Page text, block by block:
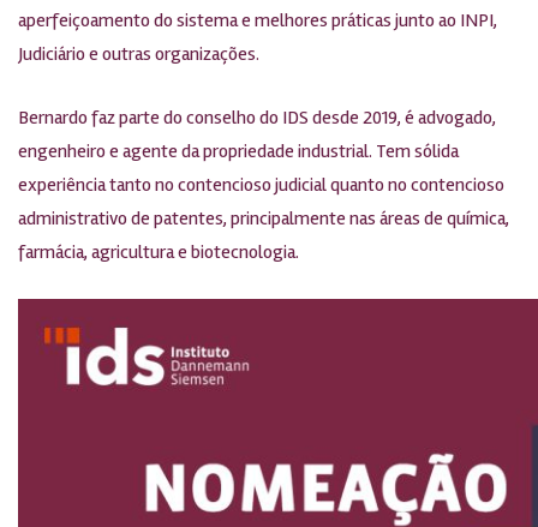
aperfeiçoamento do sistema e melhores práticas junto ao INPI,
Judiciário e outras organizações.
Bernardo faz parte do conselho do IDS desde 2019, é advogado,
engenheiro e agente da propriedade industrial. Tem sólida
experiência tanto no contencioso judicial quanto no contencioso
administrativo de patentes, principalmente nas áreas de química,
farmácia, agricultura e biotecnologia.